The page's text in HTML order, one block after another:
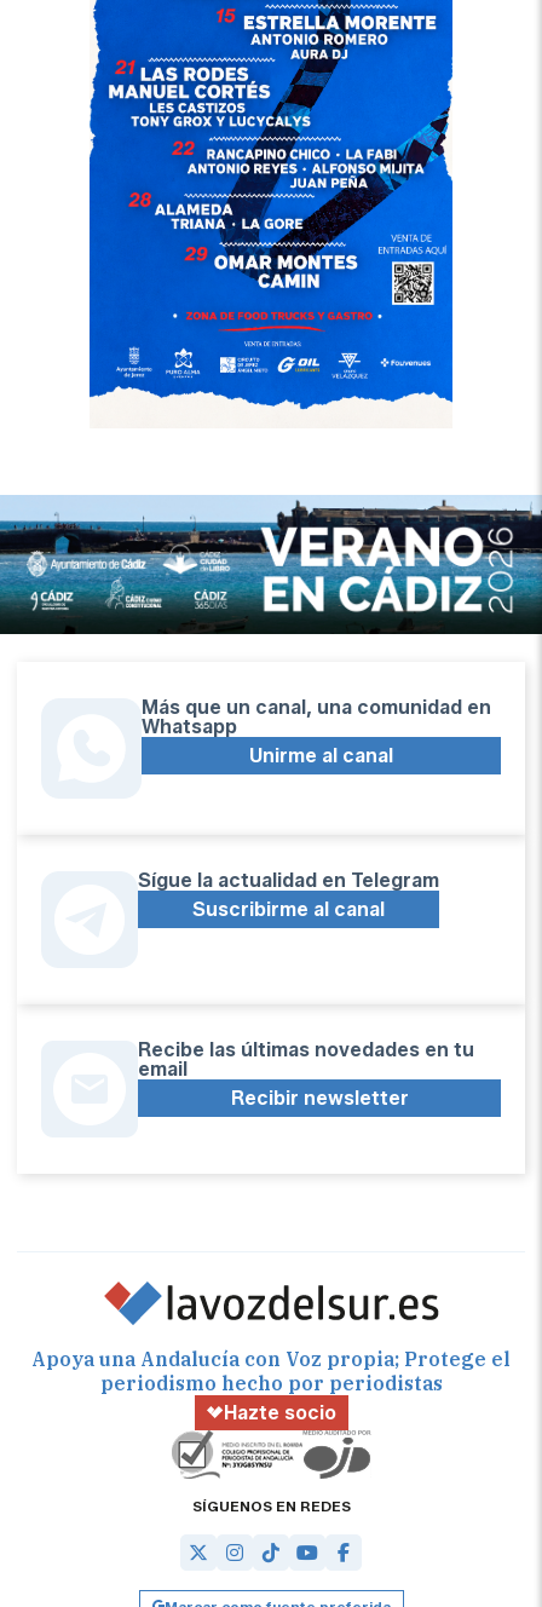
Más que un canal, una comunidad en
Whatsapp
Unirme al canal
Sígue la actualidad en Telegram
Suscribirme al canal
Recibe las últimas novedades en tu
email
Recibir newsletter
Apoya una Andalucía con Voz propia; Protege el
periodismo hecho por periodistas
Hazte socio
SÍGUENOS EN REDES